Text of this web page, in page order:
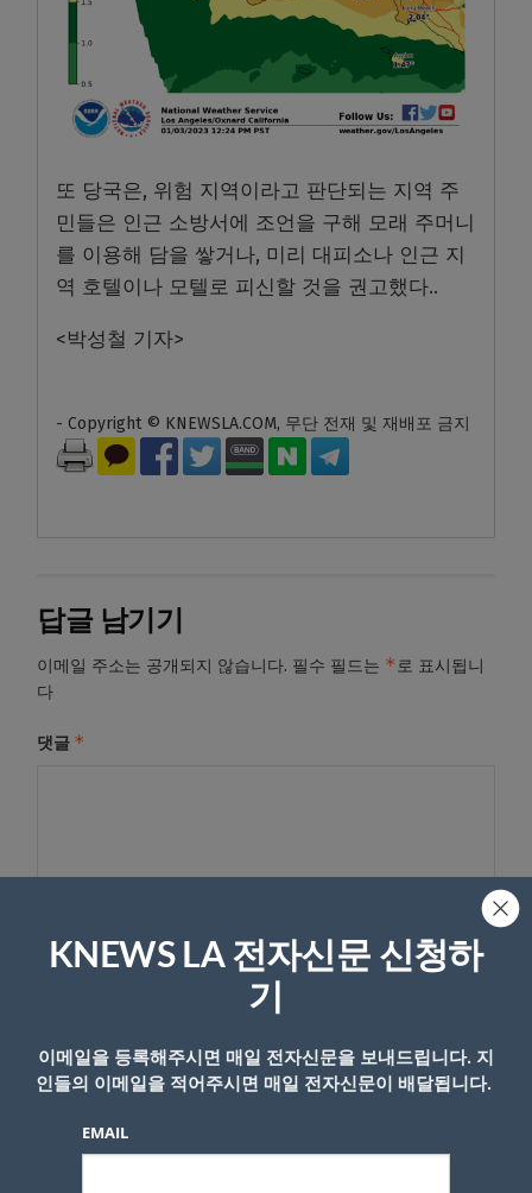
또 당국은, 위험 지역이라고 판단되는 지역 주
민들은 인근 소방서에 조언을 구해 모래 주머니
를 이용해 담을 쌓거나, 미리 대피소나 인근 지
역 호텔이나 모텔로 피신할 것을 권고했다..
<박성철 기자>
- Copyright © KNEWSLA.COM, 무단 전재 및 재배포 금지
답글 남기기
이메일 주소는 공개되지 않습니다. 필수 필드는 *로 표시됩니
다
댓글 *
KNEWS LA 전자신문 신청하
기
이메일을 등록해주시면 매일 전자신문을 보내드립니다. 지
인들의 이메일을 적어주시면 매일 전자신문이 배달됩니다.
EMAIL